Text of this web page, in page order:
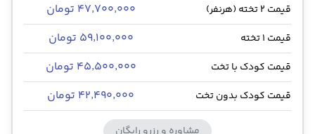
قیمت 2 تخته (هرنفر) ۴۷٬۷۰۰٬۰۰۰ تومان
قیمت 1 تخته ۵۹٬۱۰۰٬۰۰۰ تومان
قیمت کودک با تخت ۴۵٬۵۰۰٬۰۰۰ تومان
قیمت کودک بدون تخت ۴۲٬۴۹۰٬۰۰۰ تومان